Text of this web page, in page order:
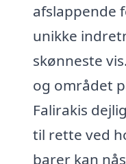
afslappende
unikke
skønneste
og området
Falirakis
til rette ved
barer kan